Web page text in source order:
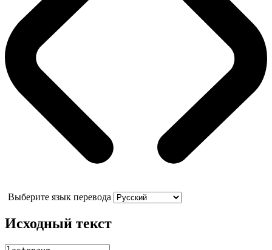
Выберите язык перевода
Исходный текст